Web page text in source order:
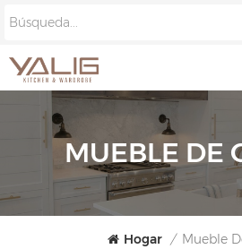
MUEBLE DE
Hogar / Mueble